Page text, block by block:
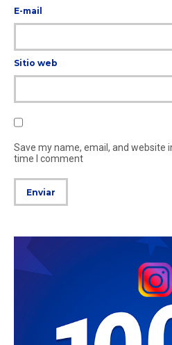
E-mail
Sitio web
Save my name, email, and website
time I comment